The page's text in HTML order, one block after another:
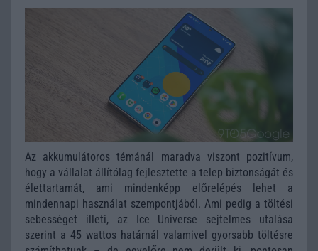
Az akkumulátoros témánál maradva viszont pozitívum,
hogy a vállalat állítólag fejlesztette a telep biztonságát és
élettartamát, ami mindenképp előrelépés lehet a
mindennapi használat szempontjából. Ami pedig a töltési
sebességet illeti, az Ice Universe sejtelmes utalása
szerint a 45 wattos határnál valamivel gyorsabb töltésre